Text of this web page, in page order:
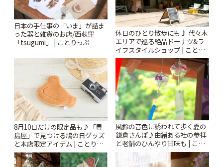
日本の手仕事の「いま」が詰ま
った器と雑貨のお店/西荻窪
「tsugumi」 | ことりっぷ
休日のひとり散歩にも♪ 代々木
エリアで巡る絶品ドーナツ&ラ
イフスタイルショップ | ことり
っぷ
8月10日だけの限定品も♪「豊
島屋」で見つける鳩の日グッズ
と本店限定アイテム | ことりっ
ぷ
風鈴の音色に誘われて歩く夏の
鎌倉さんぽ♪由緒ある社の参拝
と老舗のひんやり甘味も | こと
りっぷ